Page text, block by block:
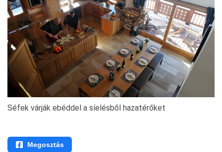
Séfek várják ebéddel a síelésből hazatérőket
Megosztás